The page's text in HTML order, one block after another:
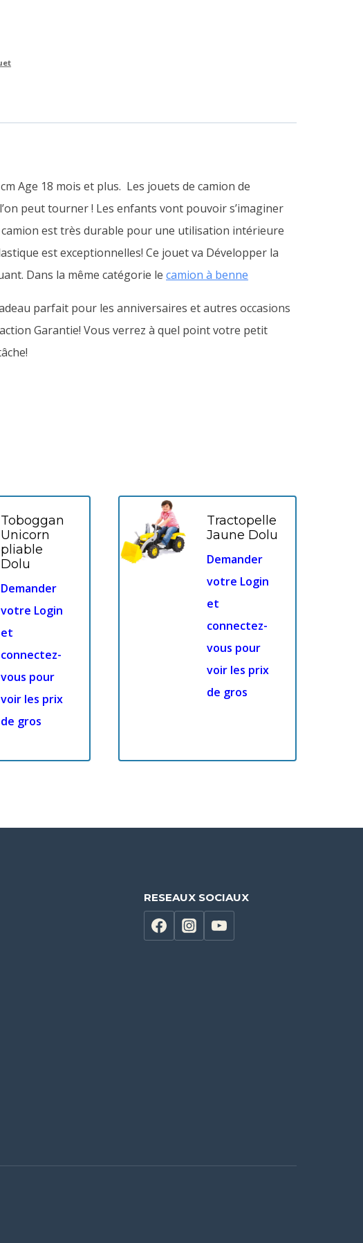
Age 18 mois et plus. Les jouets de camion de
peut tourner ! Les enfants vont pouvoir s’imaginer
est très durable pour une utilisation intérieure
est exceptionnelles! Ce jouet va Développer la
Dans la même catégorie le camion à benne
parfait pour les anniversaires et autres occasions
Garantie! Vous verrez à quel point votre petit
Toboggan
Unicorn
pliable
Dolu
Demander
votre Login
et
connectez-
vous pour
voir les prix
de gros
Tractopelle
Jaune Dolu
Demander
votre Login
et
connectez-
vous pour
voir les prix
de gros
RESEAUX SOCIAUX